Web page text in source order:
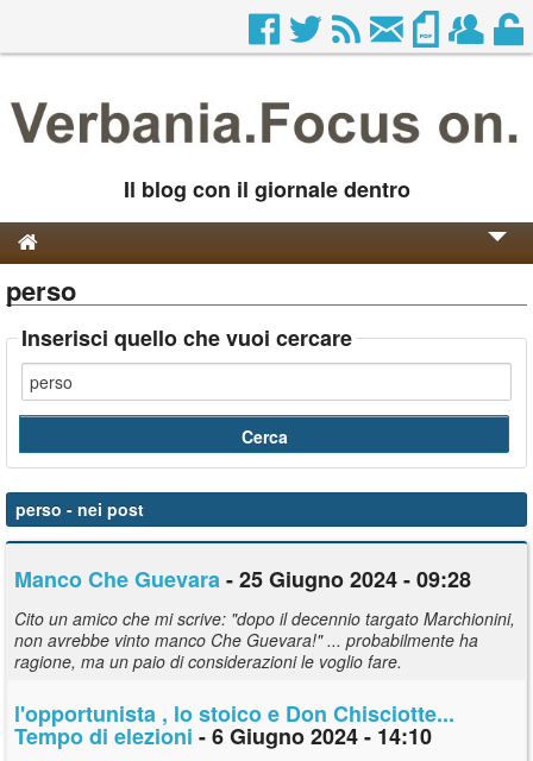
Il blog con il giornale dentro
Genesi e Storia
Contatti
perso
Inserisci quello che vuoi cercare
perso - nei post
Manco Che Guevara- 25 Giugno 2024 - 09:28
Cito un amico che mi scrive: "dopo il decennio targato Marchionini,
non avrebbe vinto manco Che Guevara!" ... probabilmente ha
ragione, ma un paio di considerazioni le voglio fare.
l'opportunista , lo stoico e Don Chisciotte...
Tempo di elezioni - 6 Giugno 2024 - 14:10